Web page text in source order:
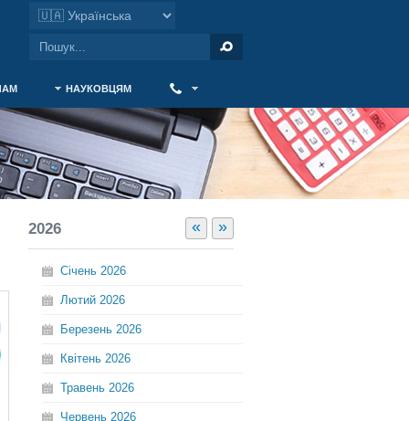
НАУКОВЦЯМ
« »
2026
Січень 2026
Лютий 2026
Березень 2026
Квітень 2026
Травень 2026
Червень 2026